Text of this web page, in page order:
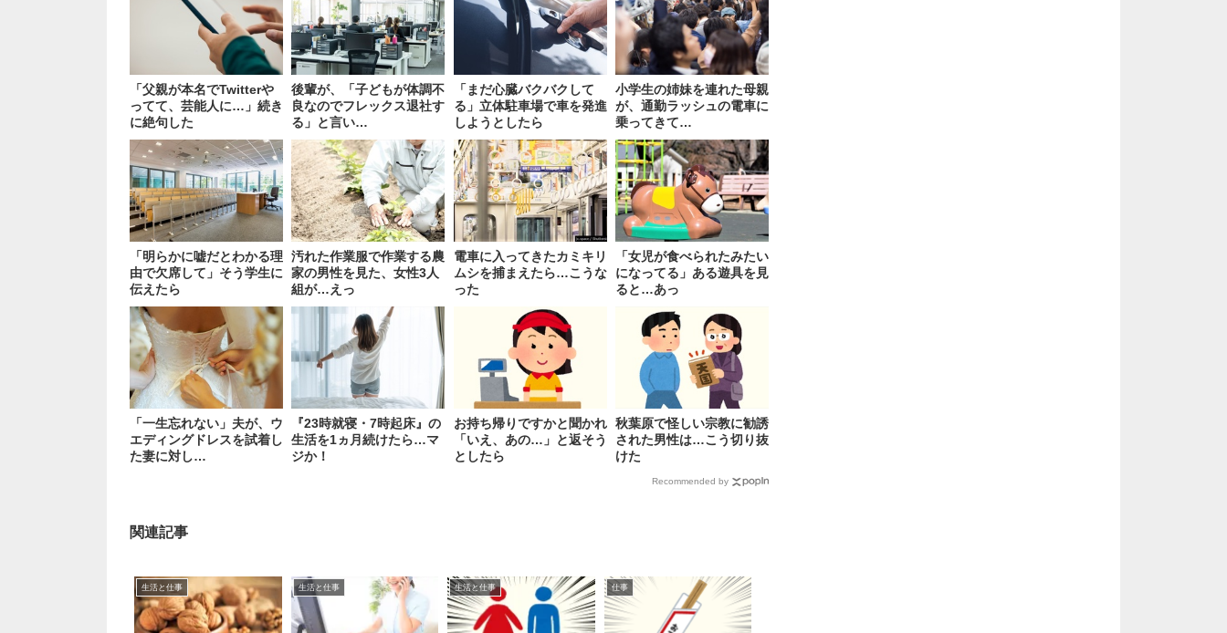
「父親が本名でTwitterや
ってて、芸能人に…」続き
に絶句した
後輩が、「子どもが体調不
良なのでフレックス退社す
る」と言い…
「まだ心臓バクバクして
る」立体駐車場で車を発進
しようとしたら
小学生の姉妹を連れた母親
が、通勤ラッシュの電車に
乗ってきて…
「明らかに嘘だとわかる理
由で欠席して」そう学生に
伝えたら
汚れた作業服で作業する農
家の男性を見た、女性3人
組が…えっ
電車に入ってきたカミキリ
ムシを捕まえたら…こうな
った
「女児が食べられたみたい
になってる」ある遊具を見
ると…あっ
「一生忘れない」夫が、ウ
エディングドレスを試着し
た妻に対し…
『23時就寝・7時起床』の
生活を1ヵ月続けたら…マ
ジか！
お持ち帰りですかと聞かれ
「いえ、あの…」と返そう
としたら
秋葉原で怪しい宗教に勧誘
された男性は…こう切り抜
けた
Recommended by
関連記事
生活と仕事 生活と仕事 生活と仕事 仕事